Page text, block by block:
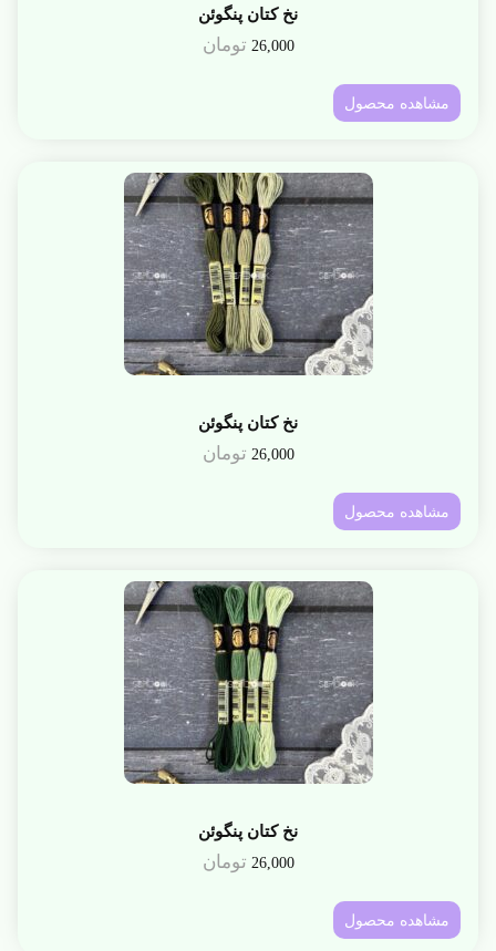
نخ کتان پنگوئن
26,000 تومان
مشاهده محصول
نخ کتان پنگوئن
26,000 تومان
مشاهده محصول
نخ کتان پنگوئن
26,000 تومان
مشاهده محصول